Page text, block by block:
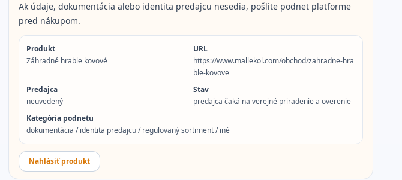
Ak údaje, dokumentácia alebo identita predajcu nesedia, pošlite podnet platforme
pred nákupom.
Produkt
Záhradné hrable kovové
URL
https://www.mallekol.com/obchod/zahradne-hra
ble-kovove
Predajca
neuvedený
Stav
predajca čaká na verejné priradenie a overenie
Kategória podnetu
dokumentácia / identita predajcu / regulovaný sortiment / iné
Nahlásiť produkt